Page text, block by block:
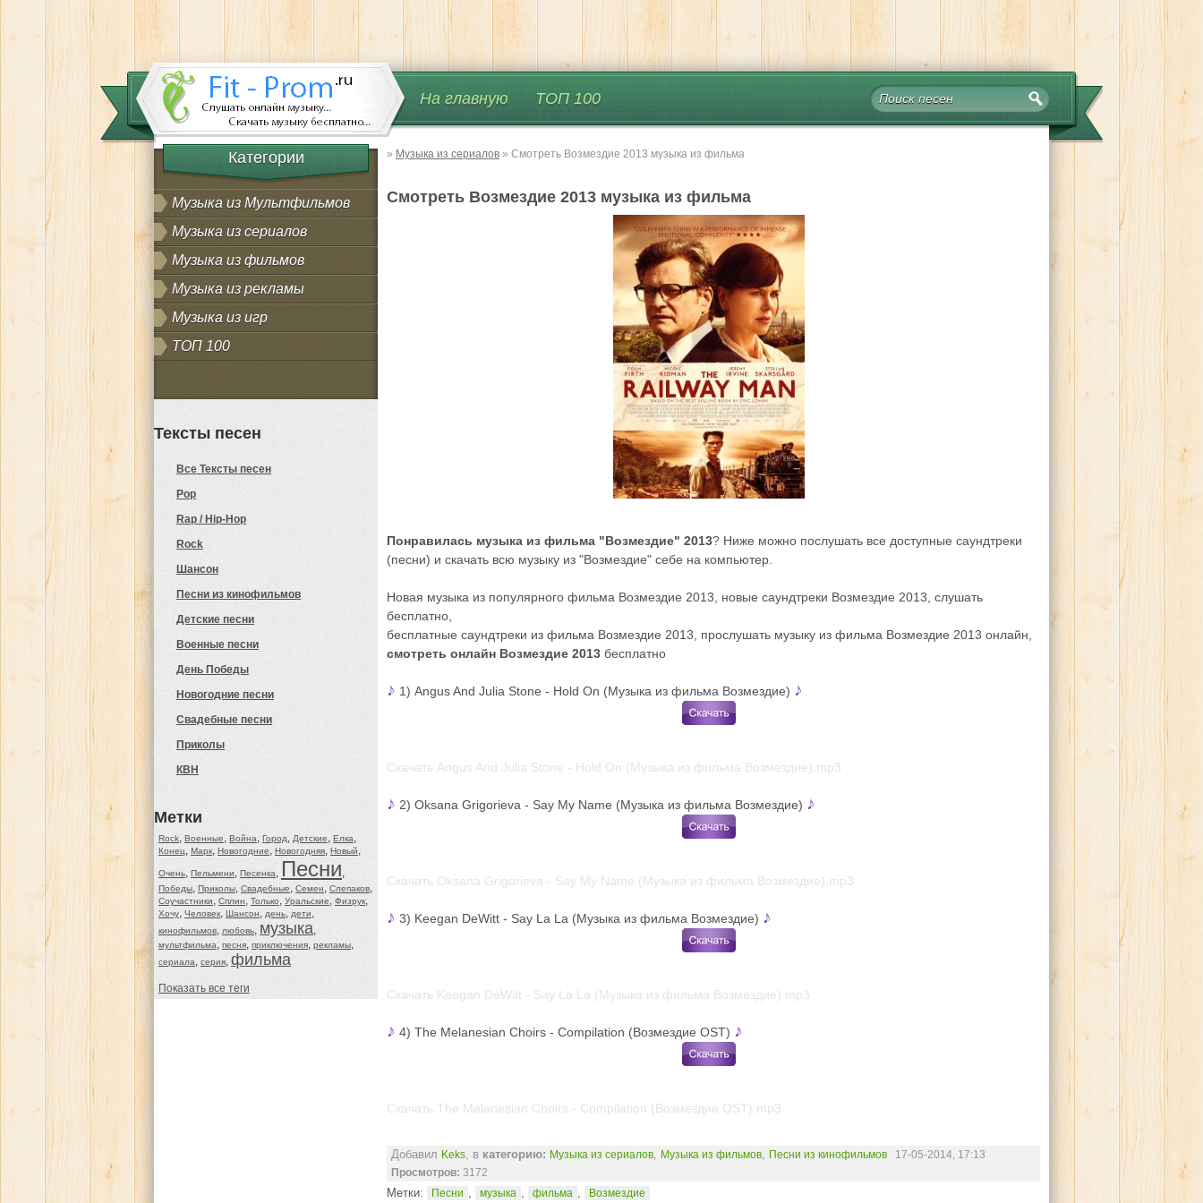
На главную ТОП 100
Категории
Музыка из Мультфильмов
Музыка из сериалов
Музыка из фильмов
Музыка из рекламы
Музыка из игр
ТОП 100
Тексты песен
Все Тексты песен
Pop
Rap / Hip-Hop
Rock
Шансон
Песни из кинофильмов
Детские песни
Военные песни
День Победы
Новогодние песни
Свадебные песни
Приколы
КВН
Метки
Rock, Военные, Война, Город, Детские, Елка,
Конец, Марк, Новогодние, Новогодняя, Новый,
Очень, Пельмени, Песенка, Песни,
Победы, Приколы, Свадебные, Семен, Слепаков,
Соучастники, Сплин, Только, Уральские, Физрук,
Хочу, Человек, Шансон, день, дети,
кинофильмов, любовь, музыка,
мультфильма, песня, приключения, рекламы,
сериала, серия, фильма
Показать все теги
» Музыка из сериалов » Смотреть Возмездие 2013 музыка из фильма
Смотреть Возмездие 2013 музыка из фильма
Понравилась музыка из фильма "Возмездие" 2013? Ниже можно послушать все доступные саундтреки
(песни) и скачать всю музыку из "Возмездие" себе на компьютер.
Новая музыка из популярного фильма Возмездие 2013, новые саундтреки Возмездие 2013, слушать
бесплатно,
бесплатные саундтреки из фильма Возмездие 2013, прослушать музыку из фильма Возмездие 2013 онлайн,
смотреть онлайн Возмездие 2013 бесплатно
♪ 1) Angus And Julia Stone - Hold On (Музыка из фильма Возмездие) ♪
Скачать Angus And Julia Stone - Hold On (Музыка из фильма Возмездие).mp3
♪ 2) Oksana Grigorieva - Say My Name (Музыка из фильма Возмездие) ♪
Скачать Oksana Grigorieva - Say My Name (Музыка из фильма Возмездие).mp3
♪ 3) Keegan DeWitt - Say La La (Музыка из фильма Возмездие) ♪
Скачать Keegan DeWitt - Say La La (Музыка из фильма Возмездие).mp3
♪ 4) The Melanesian Choirs - Compilation (Возмездие OST) ♪
Скачать The Melanesian Choirs - Compilation (Возмездие OST).mp3
Добавил Keks, в категорию: Музыка из сериалов, Музыка из фильмов, Песни из кинофильмов 17-05-2014, 17:13
Просмотров: 3172
Метки: Песни , музыка , фильма , Возмездие